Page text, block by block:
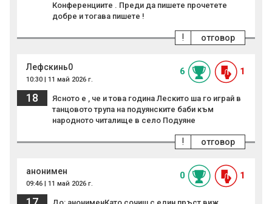
Конференциите . Преди да пишете прочетете
добре и тогава пишете !
отговор
!
Лефскинь0
10:30 | 11 май 2026 г.
6 1
18
Ясното е , че и това година Лескито ша го играй в
танцовото трупа на подуянските баби към
народното читалище в село Подуяне
отговор
!
анонимен
09:46 | 11 май 2026 г.
0 1